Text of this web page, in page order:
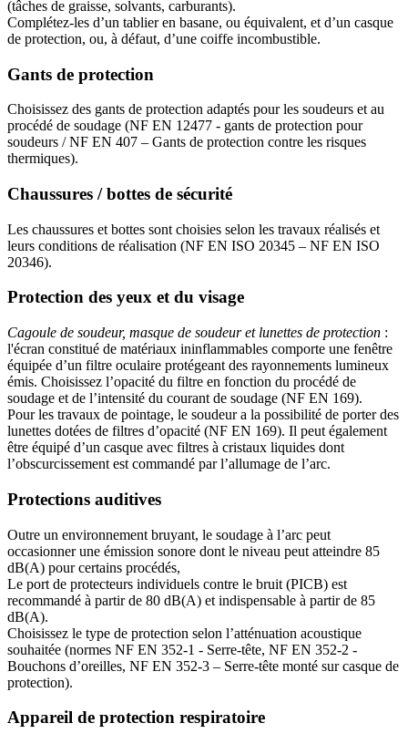
(tâches de graisse, solvants, carburants).
Complétez-les d’un tablier en basane, ou équivalent, et d’un casque
de protection, ou, à défaut, d’une coiffe incombustible.
Gants de protection
Choisissez des gants de protection adaptés pour les soudeurs et au
procédé de soudage (NF EN 12477 - gants de protection pour
soudeurs / NF EN 407 – Gants de protection contre les risques
thermiques).
Chaussures / bottes de sécurité
Les chaussures et bottes sont choisies selon les travaux réalisés et
leurs conditions de réalisation (NF EN ISO 20345 – NF EN ISO
20346).
Protection des yeux et du visage
Cagoule de soudeur, masque de soudeur et lunettes de protection :
l'écran constitué de matériaux ininflammables comporte une fenêtre
équipée d’un filtre oculaire protégeant des rayonnements lumineux
émis. Choisissez l’opacité du filtre en fonction du procédé de
soudage et de l’intensité du courant de soudage (NF EN 169).
Pour les travaux de pointage, le soudeur a la possibilité de porter des
lunettes dotées de filtres d’opacité (NF EN 169). Il peut également
être équipé d’un casque avec filtres à cristaux liquides dont
l’obscurcissement est commandé par l’allumage de l’arc.
Protections auditives
Outre un environnement bruyant, le soudage à l’arc peut
occasionner une émission sonore dont le niveau peut atteindre 85
dB(A) pour certains procédés,
Le port de protecteurs individuels contre le bruit (PICB) est
recommandé à partir de 80 dB(A) et indispensable à partir de 85
dB(A).
Choisissez le type de protection selon l’atténuation acoustique
souhaitée (normes NF EN 352-1 - Serre-tête, NF EN 352-2 -
Bouchons d’oreilles, NF EN 352-3 – Serre-tête monté sur casque de
protection).
Appareil de protection respiratoire